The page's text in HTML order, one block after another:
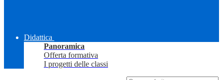
Didattica
Panoramica
Offerta formativa
I progetti delle classi